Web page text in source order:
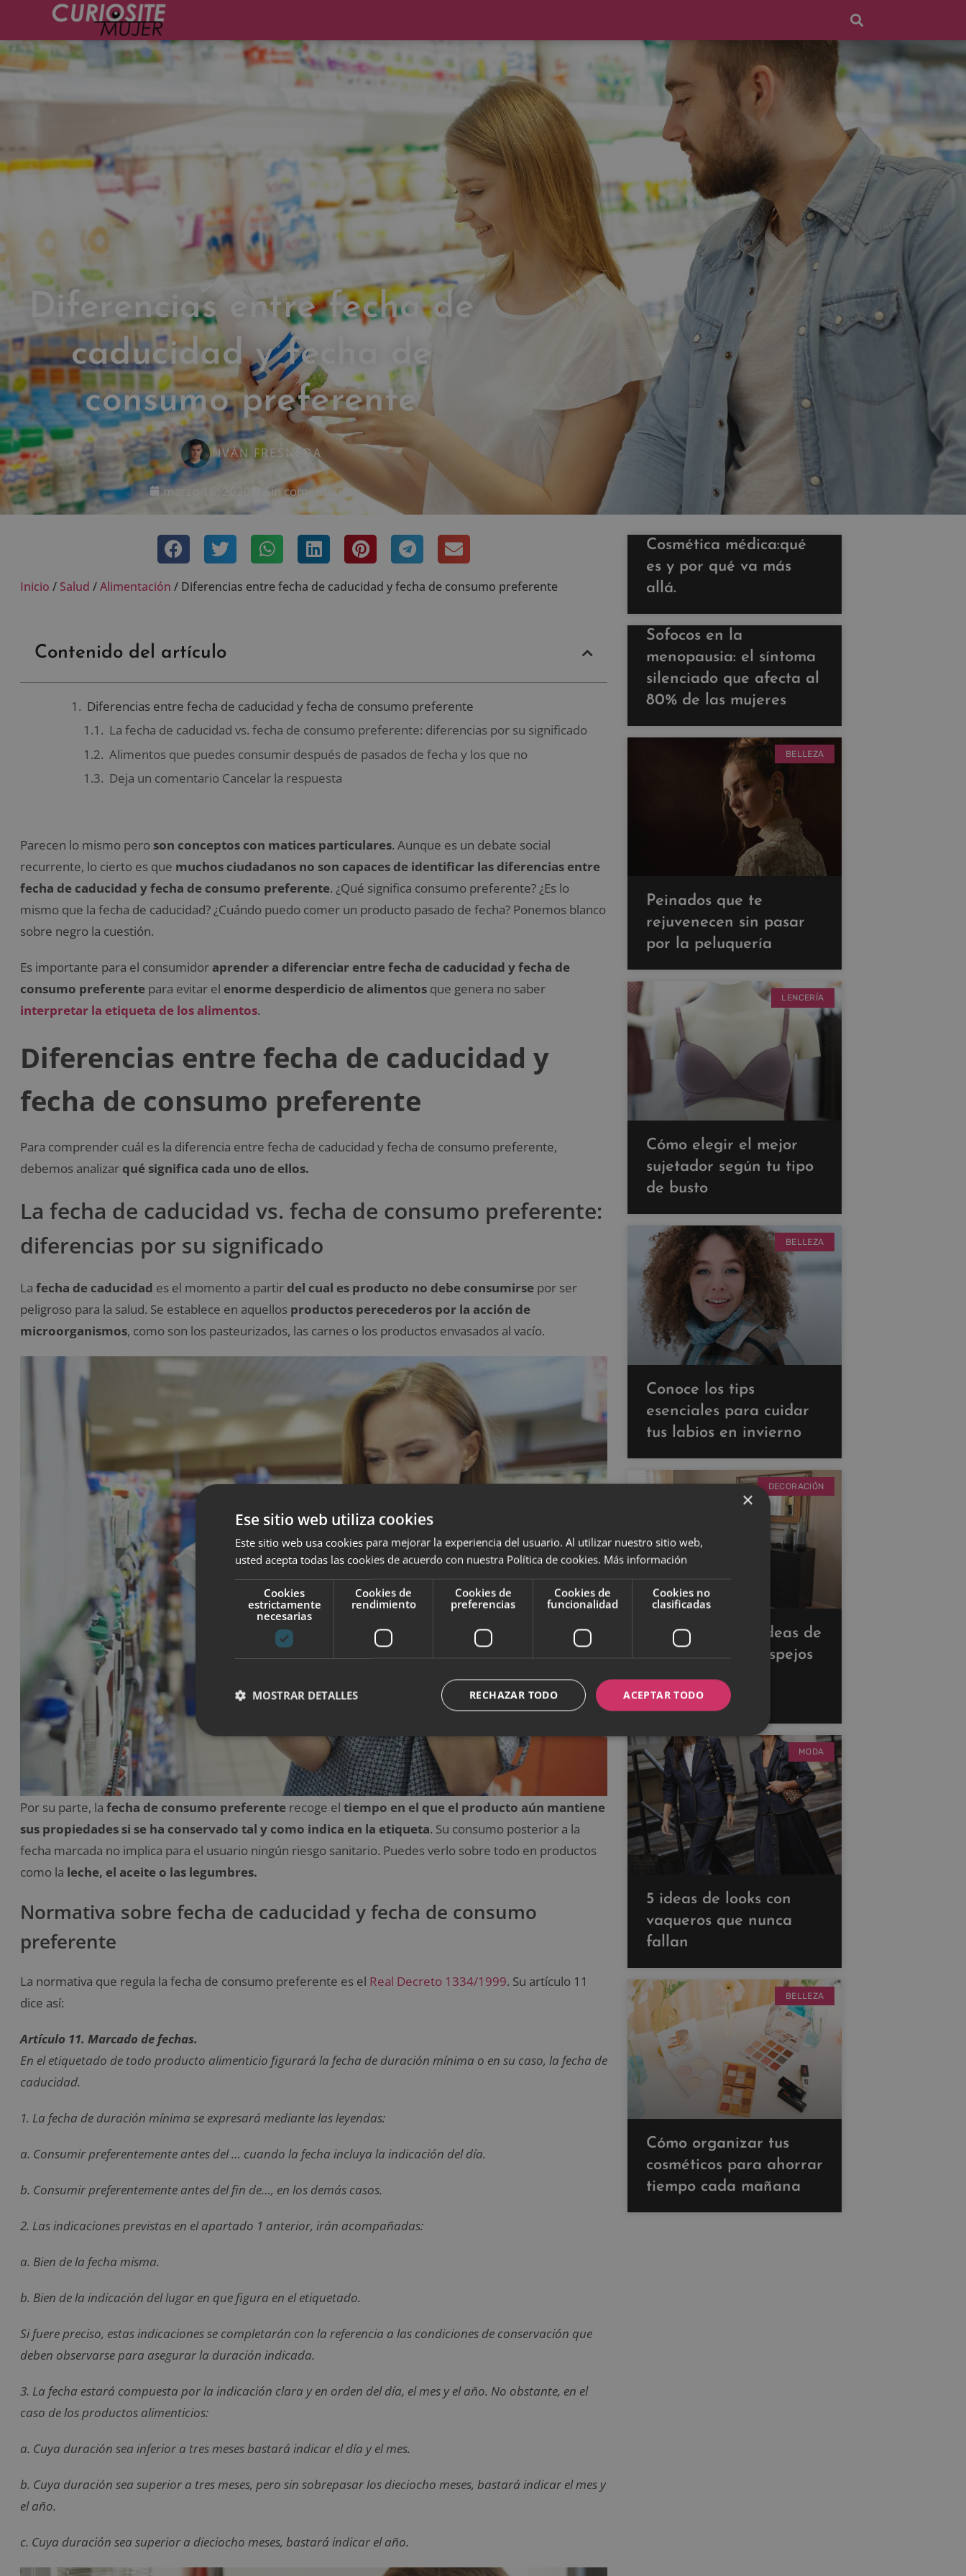
Diferencias entre fecha de
caducidad y fecha de
consumo preferente
IVÁN FRESNEDA
marzo 16, 2020 Sin comentarios
Inicio / Salud /Alimentación / Diferencias entre fecha de caducidad y fecha de consumo preferente
Contenido del artículo
Diferencias entre fecha de caducidad y fecha de consumo preferente
La fecha de caducidad vs. fecha de consumo preferente: diferencias por su significado
Alimentos que puedes consumir después de pasados de fecha y los que no
Deja un comentario Cancelar la respuesta
Parecen lo mismo pero son conceptos con matices particulares. Aunque es un debate social
recurrente, lo cierto es que muchos ciudadanos no son capaces de identificar las diferencias entre
fecha de caducidad y fecha de consumo preferente. ¿Qué significa consumo preferente? ¿Es lo
mismo que la fecha de caducidad? ¿Cuándo puedo comer un producto pasado de fecha? Ponemos blanco
sobre negro la cuestión.
Es importante para el consumidor aprender a diferenciar entre fecha de caducidad y fecha de
consumo preferente para evitar el enorme desperdicio de alimentos que genera no saber
interpretar la etiqueta de los alimentos.
Diferencias entre fecha de caducidad y
fecha de consumo preferente
Para comprender cuál es la diferencia entre fecha de caducidad y fecha de consumo preferente,
debemos analizar qué significa cada uno de ellos.
La fecha de caducidad vs. fecha de consumo preferente:
diferencias por su significado
La fecha de caducidad es el momento a partir del cual es producto no debe consumirse por ser
peligroso para la salud. Se establece en aquellos productos perecederos por la acción de
microorganismos, como son los pasteurizados, las carnes o los productos envasados al vacío.
Por su parte, la fecha de consumo preferente recoge el tiempo en el que el producto aún mantiene
sus propiedades si se ha conservado tal y como indica en la etiqueta. Su consumo posterior a la
fecha marcada no implica para el usuario ningún riesgo sanitario. Puedes verlo sobre todo en productos
como la leche, el aceite o las legumbres.
Normativa sobre fecha de caducidad y fecha de consumo
preferente
La normativa que regula la fecha de consumo preferente es el Real Decreto 1334/1999. Su artículo 11
dice así:
Artículo 11. Marcado de fechas.
En el etiquetado de todo producto alimenticio figurará la fecha de duración mínima o en su caso, la fecha de
caducidad.
1. La fecha de duración mínima se expresará mediante las leyendas:
a. Consumir preferentemente antes del … cuando la fecha incluya la indicación del día.
b. Consumir preferentemente antes del fin de…, en los demás casos.
2. Las indicaciones previstas en el apartado 1 anterior, irán acompañadas:
a. Bien de la fecha misma.
b. Bien de la indicación del lugar en que figura en el etiquetado.
Si fuere preciso, estas indicaciones se completarán con la referencia a las condiciones de conservación que
deben observarse para asegurar la duración indicada.
3. La fecha estará compuesta por la indicación clara y en orden del día, el mes y el año. No obstante, en el
caso de los productos alimenticios:
a. Cuya duración sea inferior a tres meses bastará indicar el día y el mes.
b. Cuya duración sea superior a tres meses, pero sin sobrepasar los dieciocho meses, bastará indicar el mes y
el año.
c. Cuya duración sea superior a dieciocho meses, bastará indicar el año.
Cosmética médica:qué
es y por qué va más
allá.
Sofocos en la
menopausia: el síntoma
silenciado que afecta al
80% de las mujeres
BELLEZA
Peinados que te
rejuvenecen sin pasar
por la peluquería
LENCERÍA
Cómo elegir el mejor
sujetador según tu tipo
de busto
BELLEZA
Conoce los tips
esenciales para cuidar
tus labios en invierno
DECORACIÓN
Descubre estas ideas de
decoración con espejos
para ampliar tus
espacios
MODA
5 ideas de looks con
vaqueros que nunca
fallan
BELLEZA
Cómo organizar tus
cosméticos para ahorrar
tiempo cada mañana
×
Ese sitio web utiliza cookies
Este sitio web usa cookies para mejorar la experiencia del usuario. Al utilizar nuestro sitio web,
usted acepta todas las cookies de acuerdo con nuestra Política de cookies. Más información
Cookies
estrictamente
necesarias
Cookies de
rendimiento
Cookies de
preferencias
Cookies de
funcionalidad
Cookies no
clasificadas
ACEPTAR TODO
RECHAZAR TODO
MOSTRAR DETALLES